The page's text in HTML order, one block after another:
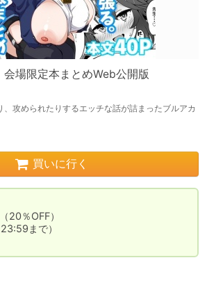
場限定本まとめWeb公開版
、攻められたりするエッチな話が詰まったブルアカ
買いに行く
20％OFF）
まで）